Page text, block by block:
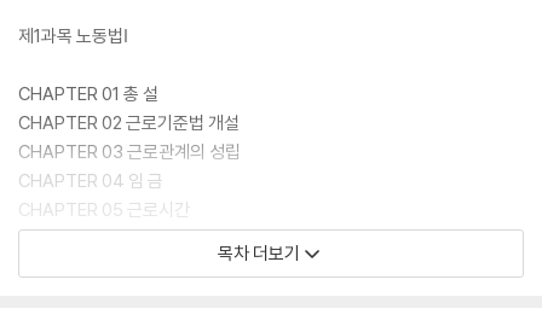
제1과목 노동법Ⅰ
CHAPTER 01 총 설
CHAPTER 02 근로기준법 개설
CHAPTER 03 근로관계의 성립
CHAPTER 04 임 금
CHAPTER 05 근로시간
CHAPTER 06 휴게ㆍ휴일ㆍ휴가 및 여성과 연소근로자의 보호
CHAPTER 07 취업규칙 및 기숙사
목차 더보기